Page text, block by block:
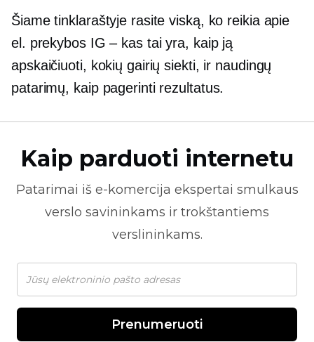
Šiame tinklaraštyje rasite viską, ko reikia apie
el. prekybos IG – kas tai yra, kaip ją
apskaičiuoti, kokių gairių siekti, ir naudingų
patarimų, kaip pagerinti rezultatus.
Kaip parduoti internetu
Patarimai iš e-komercija ekspertai smulkaus
verslo savininkams ir trokštantiems
verslininkams.
Prenumeruoti